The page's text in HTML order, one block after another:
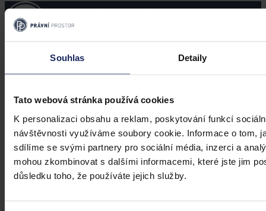
Souhlas Detaily
Tato webová stránka používá cookies
K personalizaci obsahu a reklam, poskytování funkcí
návštěvnosti využíváme soubory cookie. Informace o tom,
sdílíme se svými partnery pro sociální média, inzerci a
mohou zkombinovat s dalšími informacemi, které jste jim
důsledku toho, že používáte jejich služby.
Právní portál, jehož cílovou skupinou jsou nejenom právní